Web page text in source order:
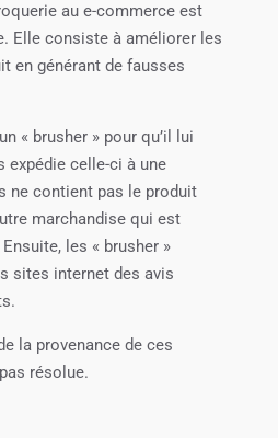
au e-commerce est
Elle consiste à améliorer les
en générant de fausses
« brusher » pour qu’il lui
expédie celle-ci à une
ne contient pas le produit
marchandise qui est
les « brusher »
sites internet des avis
la provenance de ces
résolue.